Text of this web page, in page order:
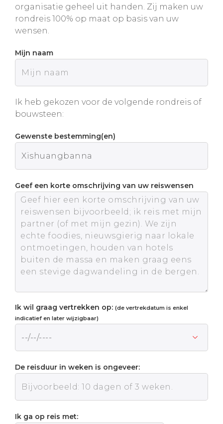
organisatie geheel uit handen. Zij maken uw
rondreis 100% op maat op basis van uw
wensen.
Mijn naam
Ik heb gekozen voor de volgende rondreis of
bouwsteen:
Gewenste bestemming(en)
Geef een korte omschrijving van uw reiswensen
Ik wil graag vertrekken op: (de vertrekdatum is enkel
indicatief en later wijzigbaar)
De reisduur in weken is ongeveer:
Ik ga op reis met: